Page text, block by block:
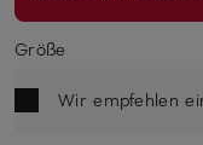
Größe
Wir empfehlen